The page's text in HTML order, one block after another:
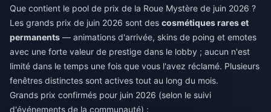
Que contient le pool de prix de la Roue Mystère de juin 2026 ?
Les grands prix de juin 2026 sont des cosmétiques rares et
permanents — animations d'arrivée, skins de poing et emotes
avec une forte valeur de prestige dans le lobby ; aucun n'est
limité dans le temps une fois que vous l'avez réclamé. Plusieurs
fenêtres distinctes sont actives tout au long du mois.
Grands prix confirmés pour juin 2026 (selon le suivi
d'événements de la communauté) :